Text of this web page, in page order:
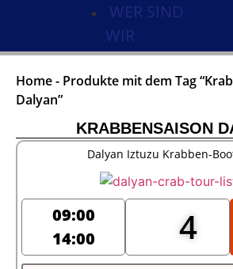
WER SIND
WIR
Home- Produkte mit dem Tag
Dalyan”
KRABBENSAISON
Dalyan Iztuzu Krabben-
09:00
14:00
4